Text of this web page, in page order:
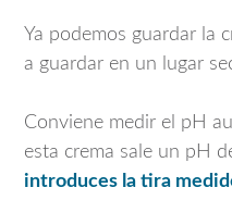
Ya podemos guardar la
a guardar en un lugar
Conviene medir el pH
esta crema sale un pH
introduces la tira